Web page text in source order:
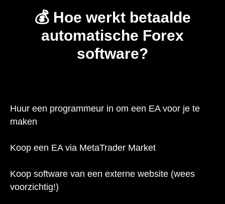
💰 Hoe werkt betaalde
automatische Forex
software?
Huur een programmeur in om een EA voor je te
maken
Koop een EA via MetaTrader Market
Koop software van een externe website (wees
voorzichtig!)